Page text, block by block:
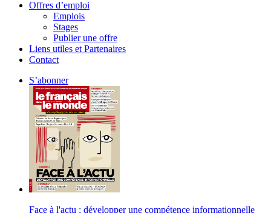
Offres d’emploi
Emplois
Stages
Publier une offre
Liens utiles et Partenaires
Contact
S’abonner
Face à l'actu : développer une compétence informationnelle